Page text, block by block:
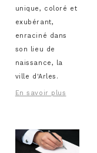
unique, coloré et
exubérant,
enraciné dans
son lieu de
naissance, la
ville d'Arles.
En savoir plus